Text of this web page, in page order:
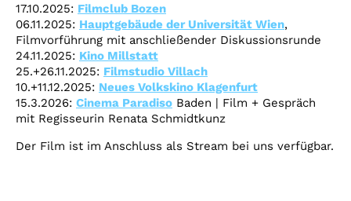
17.10.2025: Filmclub Bozen
06.11.2025: Hauptgebäude der Universität Wien,
Filmvorführung mit anschließender Diskussionsrunde
24.11.2025: Kino Millstatt
25.+26.11.2025: Filmstudio Villach
10.+11.12.2025: Neues Volkskino Klagenfurt
15.3.2026: Cinema Paradiso Baden | Film + Gespräch
mit Regisseurin Renata Schmidtkunz
Der Film ist im Anschluss als Stream bei uns verfügbar.